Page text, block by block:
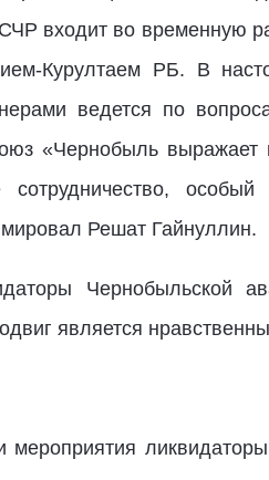
входит во временную
Курултаем РБ. В
ведется по
«Чернобыль
сотрудничество,
Решат Гайнуллин.
Чернобыльской
является
мероприятия